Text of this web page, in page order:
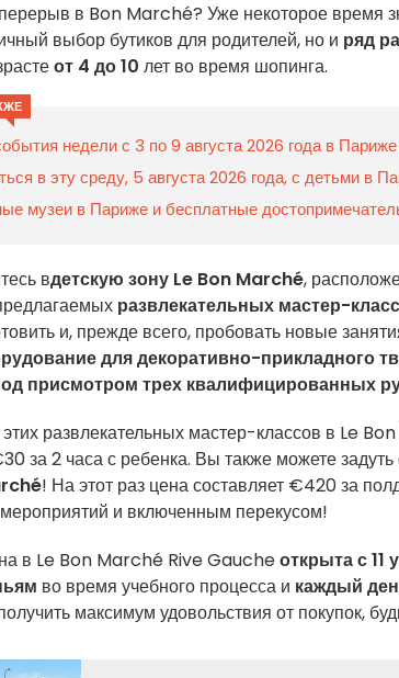
в Bon Marché? Уже некоторое время
выбор бутиков для родителей, но и ряд
от 4 до 10 лет во время шопинга.
недели с 3 по 9 августа 2026 года в
в эту среду, 5 августа 2026 года, с детьми в
музеи в Париже и бесплатные
вдетскую зону Le Bon Marché,
развлекательных мастер-
и, прежде всего, пробовать новые
для декоративно-прикладного
присмотром трех квалифицированных
развлекательных мастер-классов в Le
за 2 часа с ребенка. Вы также можете задуть
! На этот раз цена составляет €420 за
и включенным перекусом!
в Le Bon Marché Rive Gaucheоткрыта с 11
во время учебного процесса и каждый
максимум удовольствия от покупок,